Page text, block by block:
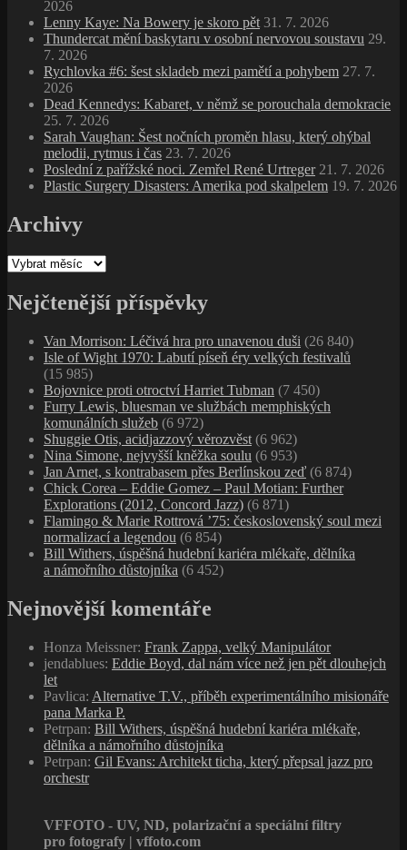
2026
Lenny Kaye: Na Bowery je skoro pět 31. 7. 2026
Thundercat mění baskytaru v osobní nervovou soustavu 29.
7. 2026
Rychlovka #6: šest skladeb mezi pamětí a pohybem 27. 7.
2026
Dead Kennedys: Kabaret, v němž se porouchala demokracie
25. 7. 2026
Sarah Vaughan: Šest nočních proměn hlasu, který ohýbal
melodii, rytmus i čas 23. 7. 2026
Poslední z pařížské noci. Zemřel René Urtreger 21. 7. 2026
Plastic Surgery Disasters: Amerika pod skalpelem 19. 7. 2026
Archivy
Archivy
Nejčtenější příspěvky
Van Morrison: Léčivá hra pro unavenou duši (26 840)
Isle of Wight 1970: Labutí píseň éry velkých festivalů
(15 985)
Bojovnice proti otroctví Harriet Tubman (7 450)
Furry Lewis, bluesman ve službách memphiských
komunálních služeb (6 972)
Shuggie Otis, acidjazzový věrozvěst (6 962)
Nina Simone, nejvyšší kněžka soulu (6 953)
Jan Arnet, s kontrabasem přes Berlínskou zeď (6 874)
Chick Corea – Eddie Gomez – Paul Motian: Further
Explorations (2012, Concord Jazz) (6 871)
Flamingo & Marie Rottrová ’75: československý soul mezi
normalizací a legendou (6 854)
Bill Withers, úspěšná hudební kariéra mlékaře, dělníka
a námořního důstojníka (6 452)
Nejnovější komentáře
Honza Meissner: Frank Zappa, velký Manipulátor
jendablues: Eddie Boyd, dal nám více než jen pět dlouhejch
let
Pavlica: Alternative T.V., příběh experimentálního misionáře
pana Marka P.
Petrpan: Bill Withers, úspěšná hudební kariéra mlékaře,
dělníka a námořního důstojníka
Petrpan: Gil Evans: Architekt ticha, který přepsal jazz pro
orchestr
VFFOTO - UV, ND, polarizační a speciální filtry
pro fotografy | vffoto.com